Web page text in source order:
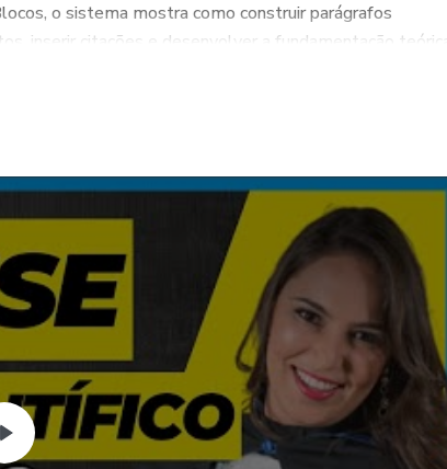
o sistema mostra como construir parágrafos
inserir citações e desenvolver a fundamentação teórica
é ajudar o estudante a escrever com mais
passo;
acadêmica;